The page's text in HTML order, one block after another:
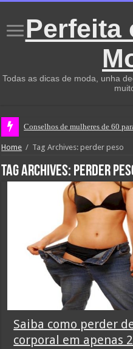
Perfeita
Todas as dicas de moda, unha
Conselhos de mulheres de 60
Home / Tag Archives: perder peso
Tag Archives: perder
Saiba como perder
corporal em apenas